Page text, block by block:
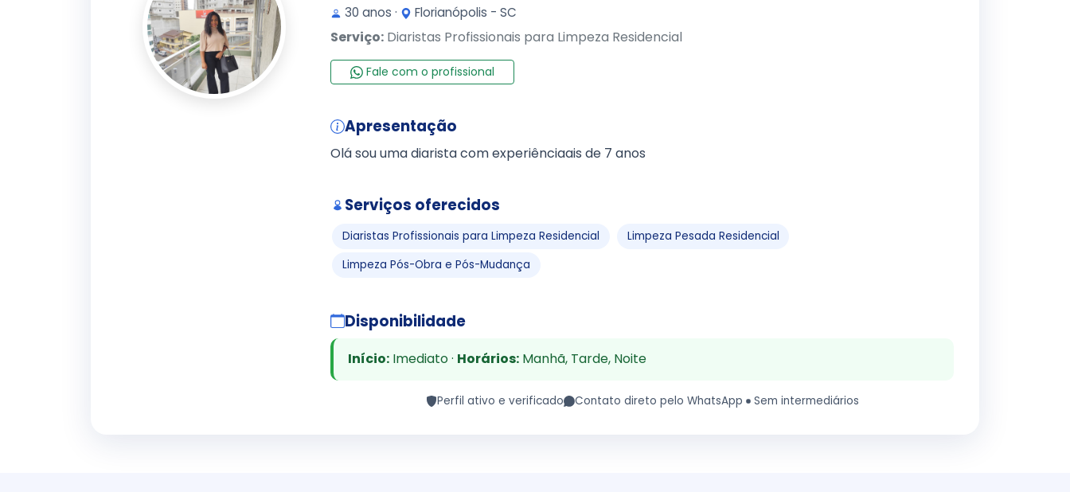
30 anos · Florianópolis - SC
Serviço: Diaristas Profissionais para Limpeza Residencial
Fale com o profissional
Apresentação
Olá sou uma diarista com experiênciaais de 7 anos
Serviços oferecidos
Diaristas Profissionais para Limpeza Residencial
Limpeza Pesada Residencial
Limpeza Pós-Obra e Pós-Mudança
Disponibilidade
Início:Imediato · Horários:Manhã, Tarde, Noite
Perfil ativo e verificado Contato direto pelo WhatsApp Sem intermediários